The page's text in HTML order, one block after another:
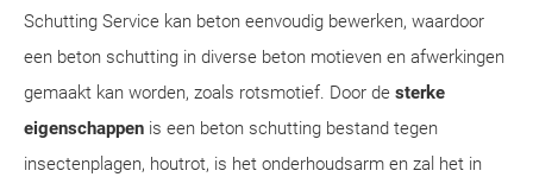
Schutting Service kan beton eenvoudig bewerken, waardoor
een beton schutting in diverse beton motieven en afwerkingen
gemaakt kan worden, zoals rotsmotief. Door de sterke
eigenschappen is een beton schutting bestand tegen
insectenplagen, houtrot, is het onderhoudsarm en zal het in